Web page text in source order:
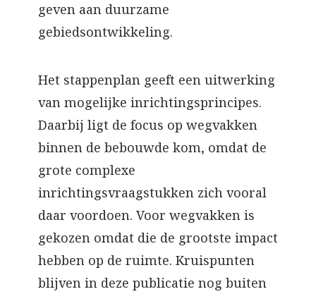
geven aan duurzame
gebiedsontwikkeling.
Het stappenplan geeft een uitwerking
van mogelijke inrichtingsprincipes.
Daarbij ligt de focus op wegvakken
binnen de bebouwde kom, omdat de
grote complexe
inrichtingsvraagstukken zich vooral
daar voordoen. Voor wegvakken is
gekozen omdat die de grootste impact
hebben op de ruimte. Kruispunten
blijven in deze publicatie nog buiten